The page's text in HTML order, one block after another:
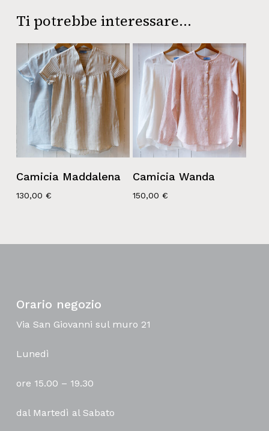
Ti potrebbe interessare…
Camicia Maddalena
130,00 €
Camicia Wanda
150,00€
Orario negozio
Via San Giovanni sul muro 21
Lunedì
ore 15.00 – 19.30
dal Martedì al Sabato